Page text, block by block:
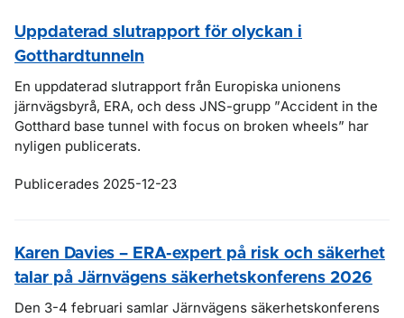
Uppdaterad slutrapport för olyckan i
Gotthardtunneln
En uppdaterad slutrapport från Europiska unionens
järnvägsbyrå, ERA, och dess JNS-grupp ”Accident in the
Gotthard base tunnel with focus on broken wheels” har
nyligen publicerats.
Publicerades 2025-12-23
Karen Davies – ERA-expert på risk och säkerhet
talar på Järnvägens säkerhetskonferens 2026
Den 3-4 februari samlar Järnvägens säkerhetskonferens